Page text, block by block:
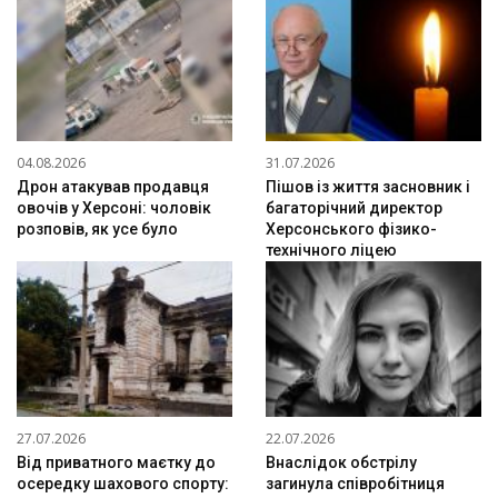
04.08.2026
Дрон атакував продавця
овочів у Херсоні: чоловік
розповів, як усе було
31.07.2026
Пішов із життя засновник і
багаторічний директор
Херсонського фізико-
технічного ліцею
27.07.2026
Від приватного маєтку до
осередку шахового спорту:
22.07.2026
Внаслідок обстрілу
загинула співробітниця